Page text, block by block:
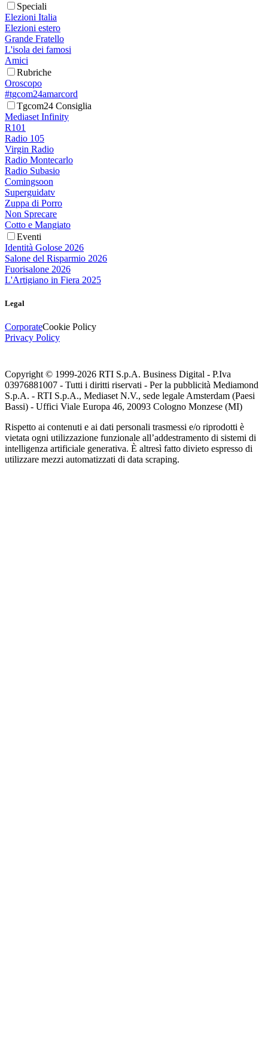
Speciali
Elezioni Italia
Elezioni estero
Grande Fratello
L'isola dei famosi
Amici
Rubriche
Oroscopo
#tgcom24amarcord
Tgcom24 Consiglia
Mediaset Infinity
R101
Radio 105
Virgin Radio
Radio Montecarlo
Radio Subasio
Comingsoon
Superguidatv
Zuppa di Porro
Non Sprecare
Cotto e Mangiato
Eventi
Identità Golose 2026
Salone del Risparmio 2026
Fuorisalone 2026
L'Artigiano in Fiera 2025
Legal
CorporateCookie Policy
Privacy Policy
Copyright © 1999-2026 RTI S.p.A. Business Digital - P.Iva
03976881007 - Tutti i diritti riservati - Per la pubblicità Mediamond
S.p.A. - RTI S.p.A., Mediaset N.V., sede legale Amsterdam (Paesi
Bassi) - Uffici Viale Europa 46, 20093 Cologno Monzese (MI)
Rispetto ai contenuti e ai dati personali trasmessi e/o riprodotti è
vietata ogni utilizzazione funzionale all’addestramento di sistemi di
intelligenza artificiale generativa. È altresì fatto divieto espresso di
utilizzare mezzi automatizzati di data scraping.